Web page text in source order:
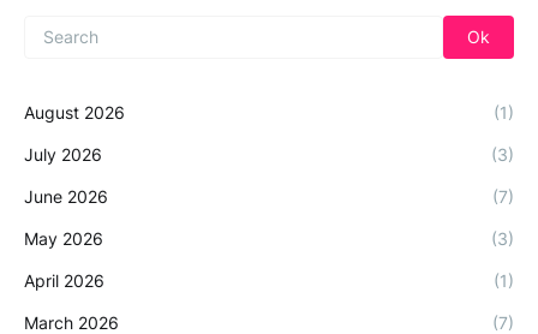
August 2026 (1)
July 2026 (3)
June 2026 (7)
May 2026 (3)
April 2026 (1)
March 2026 (7)